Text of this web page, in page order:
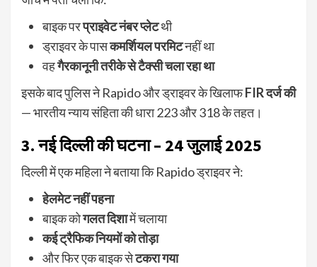
बाइक परप्राइवेट नंबर प्लेटथी
ड्राइवर के पासकमर्शियल परमिटनहीं था
वहगैरकानूनी तरीके से टैक्सी चला रहा था
इसके बाद पुलिस ने Rapido और ड्राइवर के खिलाफFIR दर्ज की
— भारतीय न्याय संहिता की धारा 223 और 318 के तहत।
3. नई दिल्ली की घटना – 24 जुलाई 2025
दिल्ली में एक महिला ने बताया कि Rapido ड्राइवर ने:
हेलमेट नहीं पहना
बाइक कोगलत दिशामें चलाया
कई ट्रैफिक नियमों को तोड़ा
और फिर एक बाइक सेटकरा गया